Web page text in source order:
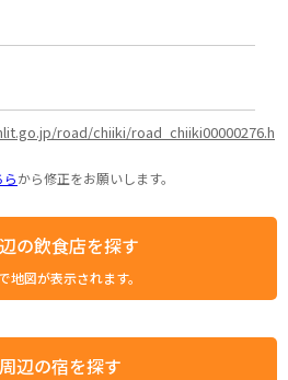
road/chiiki/road_chiiki00000276.h
らから修正をお願いします。
の飲食店を探す
地図が表示されます。
周辺の宿を探す